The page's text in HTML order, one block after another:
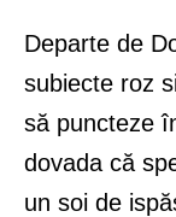
Departe de
subiecte roz
să puncteze
dovada că
un soi de